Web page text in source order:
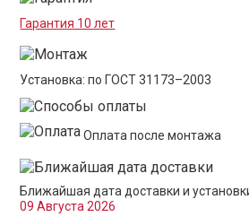
Гарантия 10 лет
Установка: по ГОСТ 31173–2003
Оплата после монтажа
Ближайшая дата доставки и
09 Августа 2026